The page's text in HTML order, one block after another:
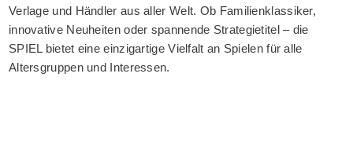
Verlage und Händler aus aller Welt. Ob Familienklassiker,
innovative Neuheiten oder spannende Strategietitel – die
SPIEL bietet eine einzigartige Vielfalt an Spielen für alle
Altersgruppen und Interessen.